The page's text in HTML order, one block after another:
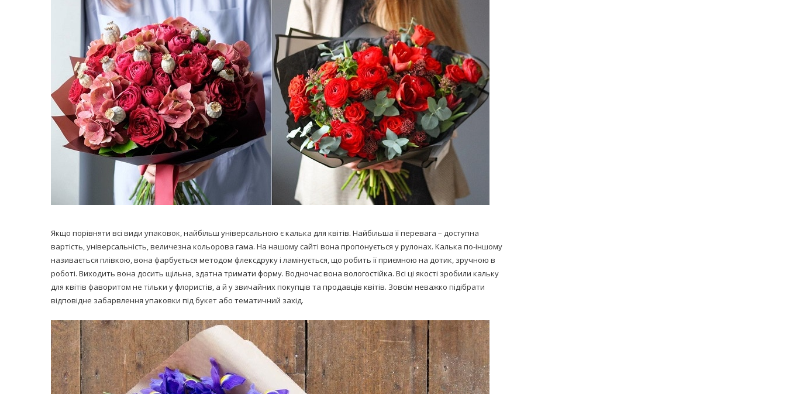
Якщо порівняти всі види упаковок, найбільш універсальною є калька для квітів. Найбільша її перевага – доступна
вартість, універсальність, величезна кольорова гама. На нашому сайті вона пропонується у рулонах. Калька по-іншому
називається плівкою, вона фарбується методом флексдруку і ламінується, що робить її приємною на дотик, зручною в
роботі. Виходить вона досить щільна, здатна тримати форму. Водночас вона вологостійка. Всі ці якості зробили кальку
для квітів фаворитом не тільки у флористів, а й у звичайних покупців та продавців квітів. Зовсім неважко підібрати
відповідне забарвлення упаковки під букет або тематичний захід.